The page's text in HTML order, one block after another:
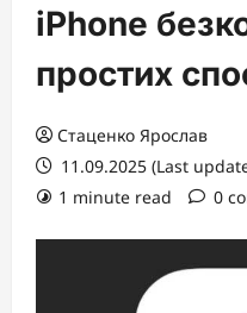
iPhone
простих
Стаценко Ярослав
11.09.2025 (Last
1 minute read
0